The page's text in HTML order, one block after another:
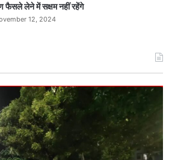
फैसले लेने में सक्षम नहीं रहेंगे
12, 2024